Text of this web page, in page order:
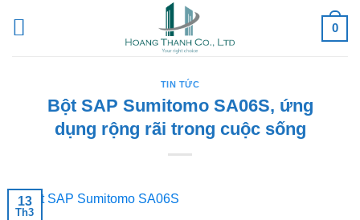
0
TIN TỨC
Bột SAP Sumitomo SA06S, ứng
dụng rộng rãi trong cuộc sống
13
Th3